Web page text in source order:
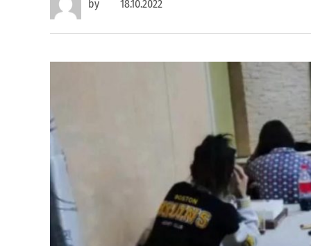
by 18.10.2022